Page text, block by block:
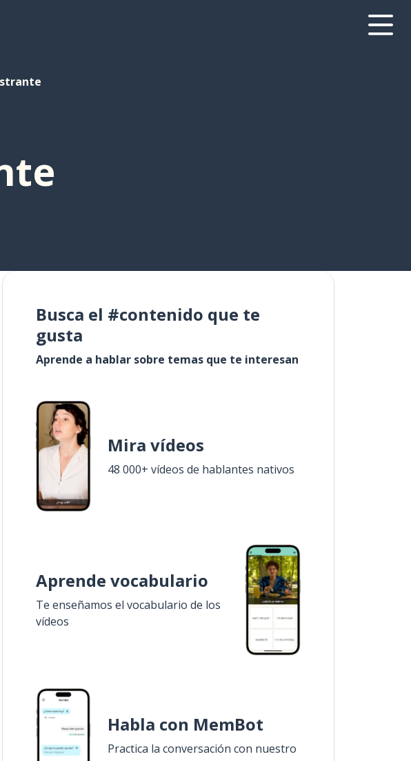
Busca el #contenido que te
gusta
Aprende a hablar sobre temas que te interesan
Mira vídeos
48 000+ vídeos de hablantes nativos
Aprende vocabulario
Te enseñamos el vocabulario de los
vídeos
Habla con MemBot
Practica la conversación con nuestro